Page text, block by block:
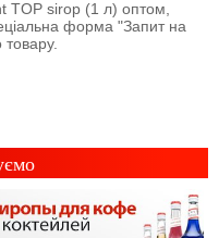
TOP sirop (1 л) оптом,
форма "Запит на
товару.